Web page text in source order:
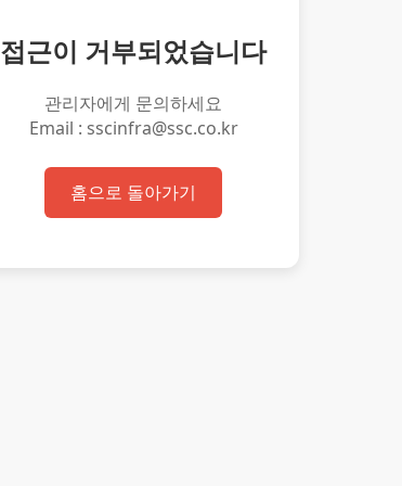
접근이 거부되었습니다
관리자에게 문의하세요
Email : sscinfra@ssc.co.kr
홈으로 돌아가기